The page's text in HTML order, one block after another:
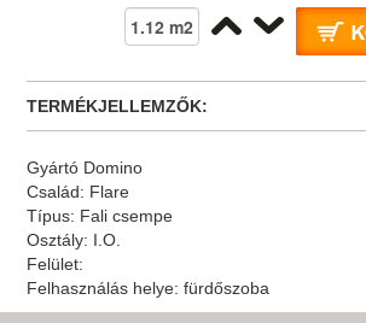
TERMÉKJELLEMZŐK:
Gyártó Domino
Család: Flare
Típus: Fali csempe
Osztály: I.O.
Felület:
Felhasználás helye:fürdőszoba